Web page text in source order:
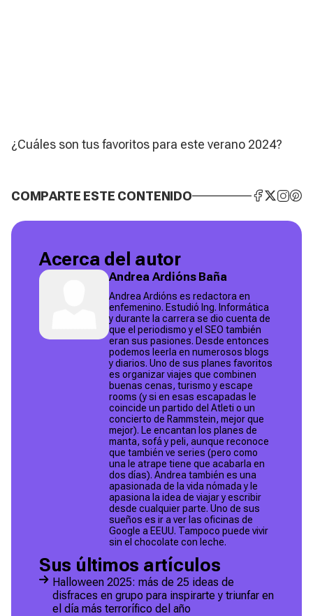
¿Cuáles son tus favoritos para este verano 2024?
COMPARTE ESTE CONTENIDO
Acerca del autor
Andrea Ardións Baña
Andrea Ardións es redactora en
enfemenino. Estudió Ing. Informática
y durante la carrera se dio cuenta de
que el periodismo y el SEO también
eran sus pasiones. Desde entonces
podemos leerla en numerosos blogs
y diarios. Uno de sus planes favoritos
es organizar viajes que combinen
buenas cenas, turismo y escape
rooms (y si en esas escapadas le
coincide un partido del Atleti o un
concierto de Rammstein, mejor que
mejor). Le encantan los planes de
manta, sofá y peli, aunque reconoce
que también ve series (pero como
una le atrape tiene que acabarla en
dos días). Andrea también es una
apasionada de la vida nómada y le
apasiona la idea de viajar y escribir
desde cualquier parte. Uno de sus
sueños es ir a ver las oficinas de
Google a EEUU. Tampoco puede vivir
sin el chocolate con leche.
Sus últimos artículos
Halloween 2025: más de 25 ideas de
disfraces en grupo para inspirarte y triunfar en
el día más terrorífico del año